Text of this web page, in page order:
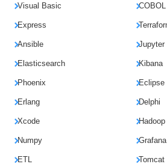
Visual Basic COBOL
Express
Ansible Jupyter
Elasticsearch Kibana
Phoenix Eclipse
Erlang Delphi
Xcode Hadoop
Numpy Grafana
ETL Tomcat